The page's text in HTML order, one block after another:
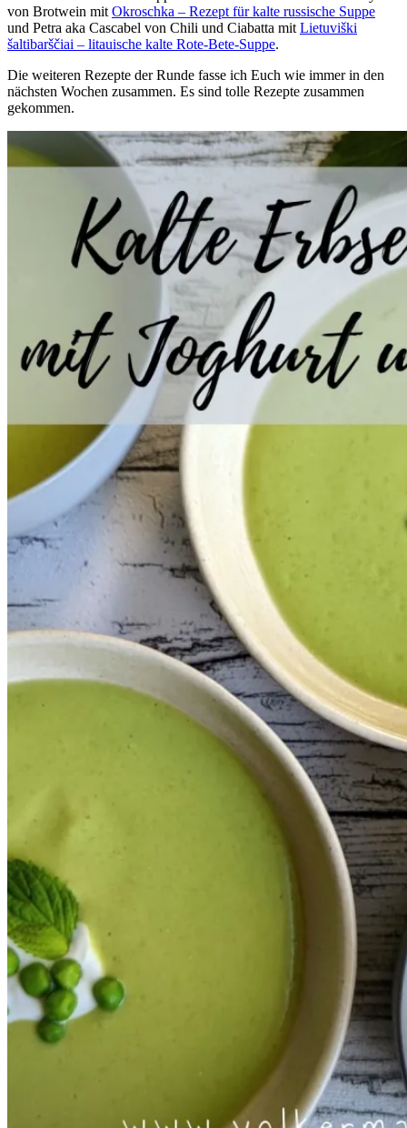
von Brotwein mit Okroschka – Rezept für kalte russische Suppe
und Petra aka Cascabel von Chili und Ciabatta mit Lietuviški
šaltibarščiai – litauische kalte Rote-Bete-Suppe.
Die weiteren Rezepte der Runde fasse ich Euch wie immer in den
nächsten Wochen zusammen. Es sind tolle Rezepte zusammen
gekommen.